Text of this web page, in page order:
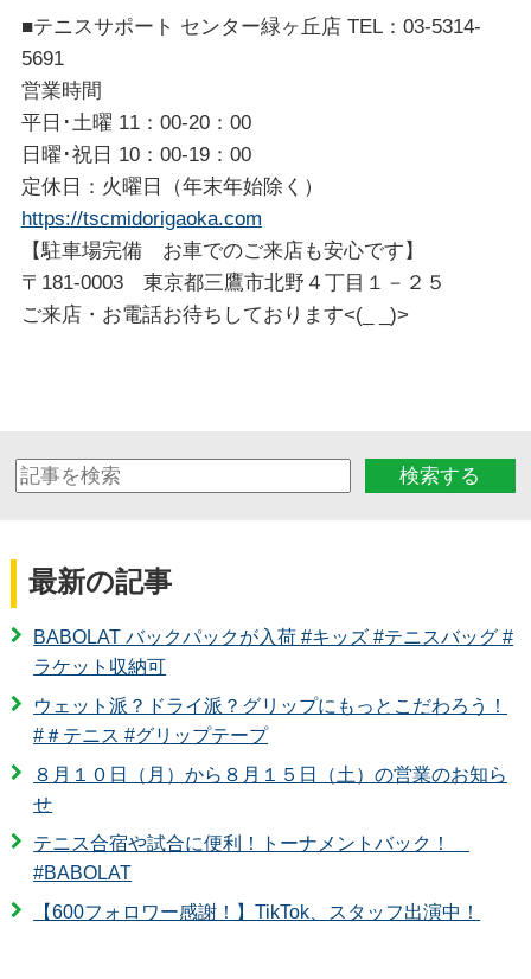
■テニスサポート センター緑ヶ丘店 TEL：03-5314-
5691
営業時間
平日･土曜 11：00-20：00
日曜･祝日 10：00-19：00
定休日：火曜日（年末年始除く）
https://tscmidorigaoka.com
【駐車場完備 お車でのご来店も安心です】
〒181-0003 東京都三鷹市北野４丁目１－２５
ご来店・お電話お待ちしております<(_ _)>
検索する
最新の記事
BABOLAT バックパックが入荷 #キッズ #テニスバッグ #
ラケット収納可
ウェット派？ドライ派？グリップにもっとこだわろう！
#＃テニス #グリップテープ
８月１０日（月）から８月１５日（土）の営業のお知ら
せ
テニス合宿や試合に便利！トーナメントバック！
#BABOLAT
【600フォロワー感謝！】TikTok、スタッフ出演中！